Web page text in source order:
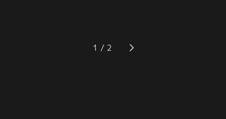
なる…。一方、素晴はサイン会に集
まってくれた人たちを前にして、緊
のあまりお腹を鳴らす素晴。ハルに
も分けてあげたいところだが人間の
1